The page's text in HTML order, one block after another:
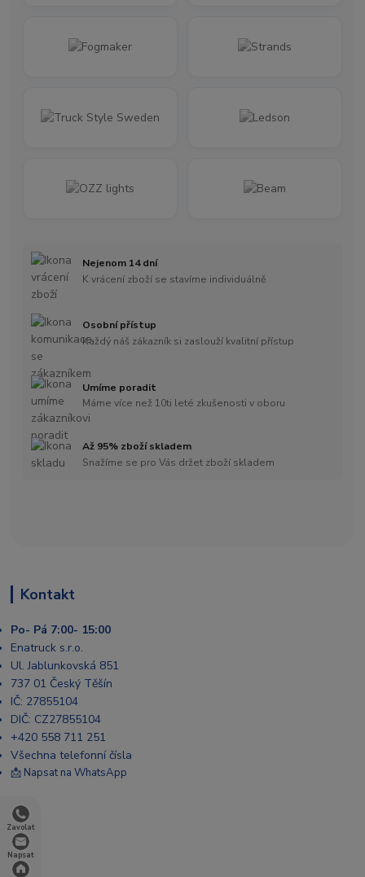
Zavolat
Napsat
Nejenom 14 dní
K vrácení zboží se stavíme individuálně
Osobní přístup
Každý náš zákazník si zaslouží kvalitní přístup
Umíme poradit
Máme více než 10ti leté zkušenosti v oboru
Až 95% zboží skladem
Snažíme se pro Vás držet zboží skladem
Kontakt
Po- Pá 7:00- 15:00
Enatruck s.r.o.
Ul. Jablunkovská 851
737 01 Český Těšín
IČ: 27855104
DIČ: CZ27855104
+420 558 711 251
Všechna telefonní čísla
📩 Napsat na WhatsApp